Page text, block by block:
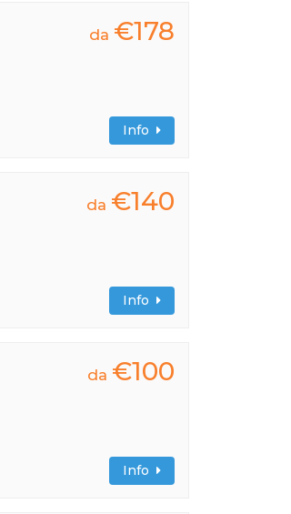
da €178
Info
da €140
Info
da €100
Info